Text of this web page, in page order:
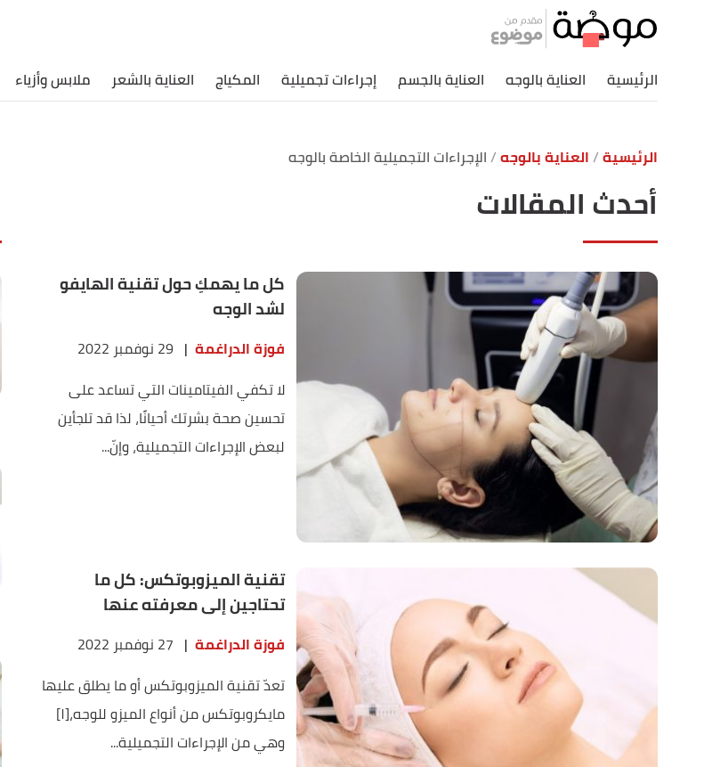
الرئيسية العناية بالوجه العناية بالجسم إجراءات تجميلية المكياج العناية بالشعر ملابس وأزياء
الرئيسية العناية بالوجه الإجراءات التجميلية الخاصة بالوجه
أحدث المقالات
كل ما يهمكِ حول تقنية الهايفو
لشد الوجه
فوزة الدراغمة | 29 نوفمبر 2022
لا تكفي الفيتامينات التي تساعد على
تحسين صحة بشرتك أحيانًا، لذا قد تلجأين
لبعض الإجراءات التجميلية، وإنّ...
تقنية الميزوبوتكس: كل ما
تحتاجين إلى معرفته عنها
فوزة الدراغمة | 27 نوفمبر 2022
تعدّ تقنية الميزوبوتكس أو ما يطلق عليها
مايكروبوتكس من أنواع الميزو للوجه،[١]
وهي من الإجراءات التجميلية...